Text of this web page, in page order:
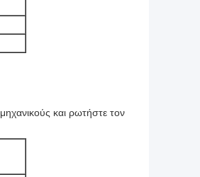
μηχανικούς και ρωτήστε τον